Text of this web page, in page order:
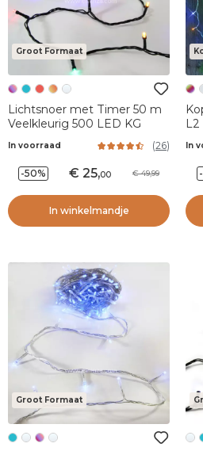
Groot Formaat
Lichtsnoer met Timer 50 m
Veelkleurig 500 LED KG
In voorraad (26)
-50% 25,00 49,99
In winkelmandje
In
Groot Formaat